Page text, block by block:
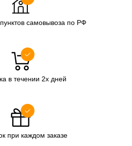
самовывоза по РФ
в течении 2х дней
при каждом заказе